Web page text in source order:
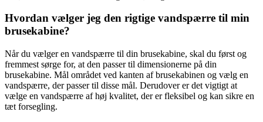
Hvordan vælger jeg den rigtige vandspærre til min
brusekabine?
Når du vælger en vandspærre til din brusekabine, skal du først og
fremmest sørge for, at den passer til dimensionerne på din
brusekabine. Mål området ved kanten af brusekabinen og vælg en
vandspærre, der passer til disse mål. Derudover er det vigtigt at
vælge en vandspærre af høj kvalitet, der er fleksibel og kan sikre en
tæt forsegling.